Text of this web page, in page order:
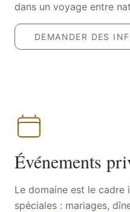
dans un voyage entre
DEMANDER DES
Événements
Le domaine est le cadre
spéciales : mariages,